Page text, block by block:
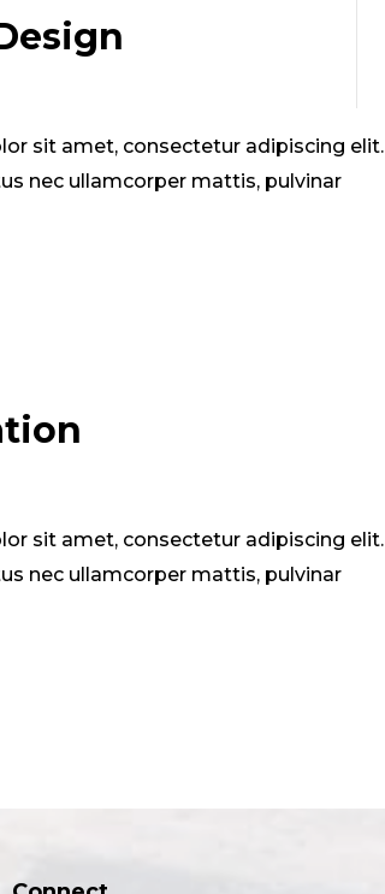
sit amet, consectetur adipiscing elit.
nec ullamcorper mattis, pulvinar
sit amet, consectetur adipiscing elit.
nec ullamcorper mattis, pulvinar